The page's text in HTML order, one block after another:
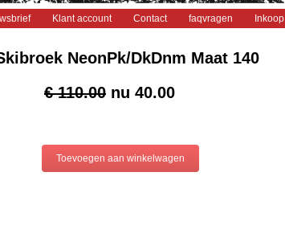
Klant account Contact faqvragen Inkoop
NeonPk/DkDnm Maat 140
€ 110.00 nu 40.00